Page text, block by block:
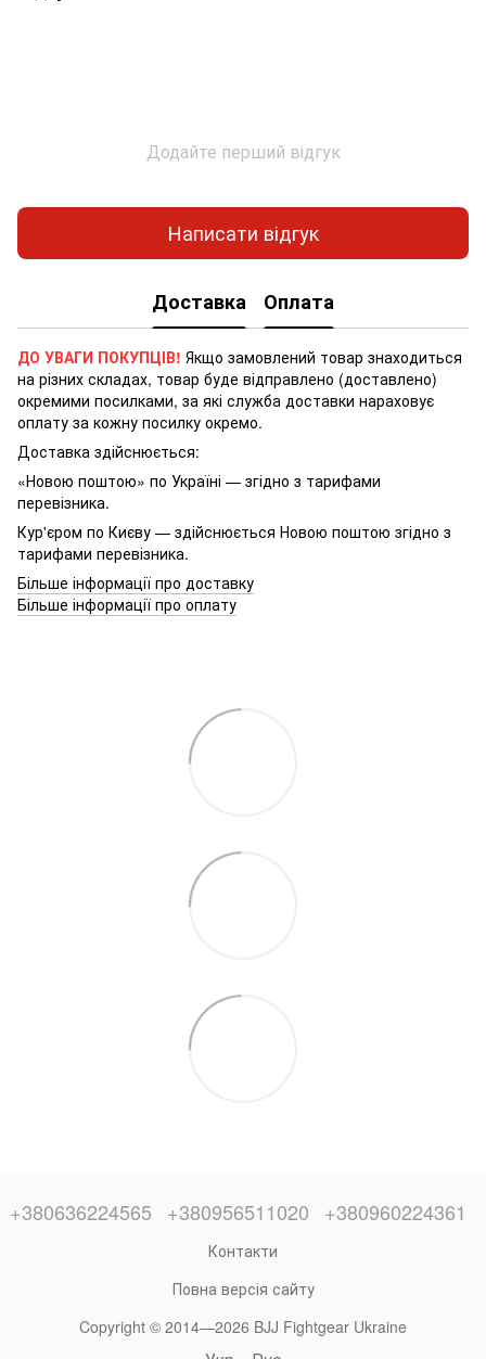
Додайте перший відгук
Написати відгук
Доставка Оплата
ДО УВАГИ ПОКУПЦІВ! Якщо замовлений товар знаходиться
на різних складах, товар буде відправлено (доставлено)
окремими посилками, за які служба доставки нараховує
оплату за кожну посилку окремо.
Доставка здійснюється:
«Новою поштою» по Україні — згідно з тарифами
перевізника.
Кур'єром по Києву — здійснюється Новою поштою згідно з
тарифами перевізника.
Більше інформації про доставку
Більше інформації про оплату
+380636224565 +380956511020 +380960224361
Контакти
Повна версія сайту
Copyright © 2014—2026 BJJ Fightgear Ukraine